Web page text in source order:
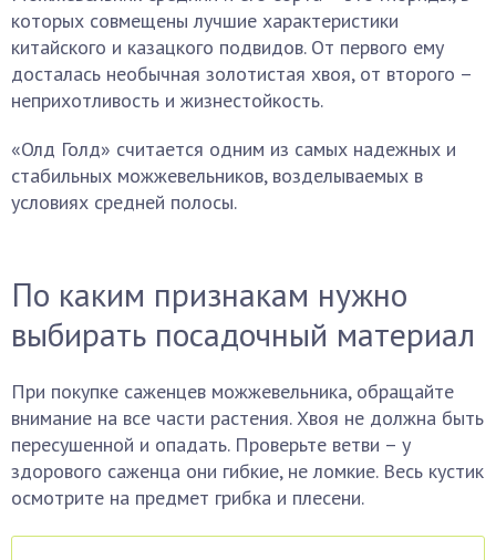
которых совмещены лучшие характеристики
китайского и казацкого подвидов. От первого ему
досталась необычная золотистая хвоя, от второго –
неприхотливость и жизнестойкость.
«Олд Голд» считается одним из самых надежных и
стабильных можжевельников, возделываемых в
условиях средней полосы.
По каким признакам нужно
выбирать посадочный материал
При покупке саженцев можжевельника, обращайте
внимание на все части растения. Хвоя не должна быть
пересушенной и опадать. Проверьте ветви – у
здорового саженца они гибкие, не ломкие. Весь кустик
осмотрите на предмет грибка и плесени.